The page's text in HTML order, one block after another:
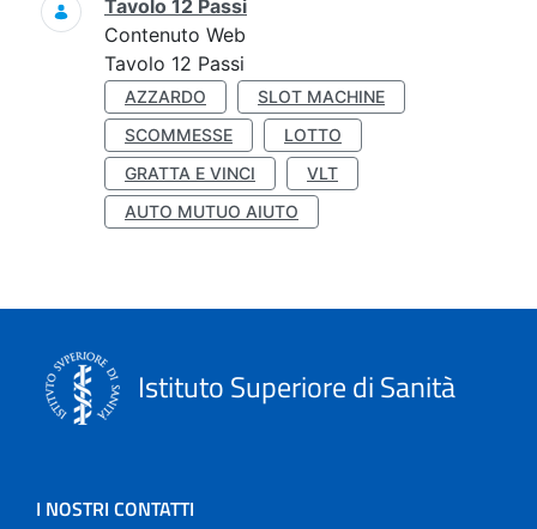
Tavolo 12 Passi
Contenuto Web
Tavolo 12 Passi
AZZARDO
SLOT MACHINE
SCOMMESSE
LOTTO
GRATTA E VINCI
VLT
AUTO MUTUO AIUTO
Istituto Superiore di Sanità
I NOSTRI CONTATTI